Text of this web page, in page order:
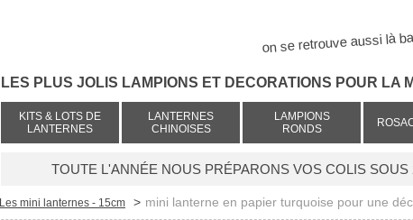
on se retrouve aussi là
LES PLUS JOLIS LAMPIONS ET DECORATIONS POUR LA
KITS & LOTS DE
LANTERNES
LANTERNES
CHINOISES
LAMPIONS
RONDS
TOUTE L'ANNÉE NOUS PRÉPARONS VOS COLIS SOUS
Les mini lanternes - 15cm > mini lanterne en papier turquoise pour une